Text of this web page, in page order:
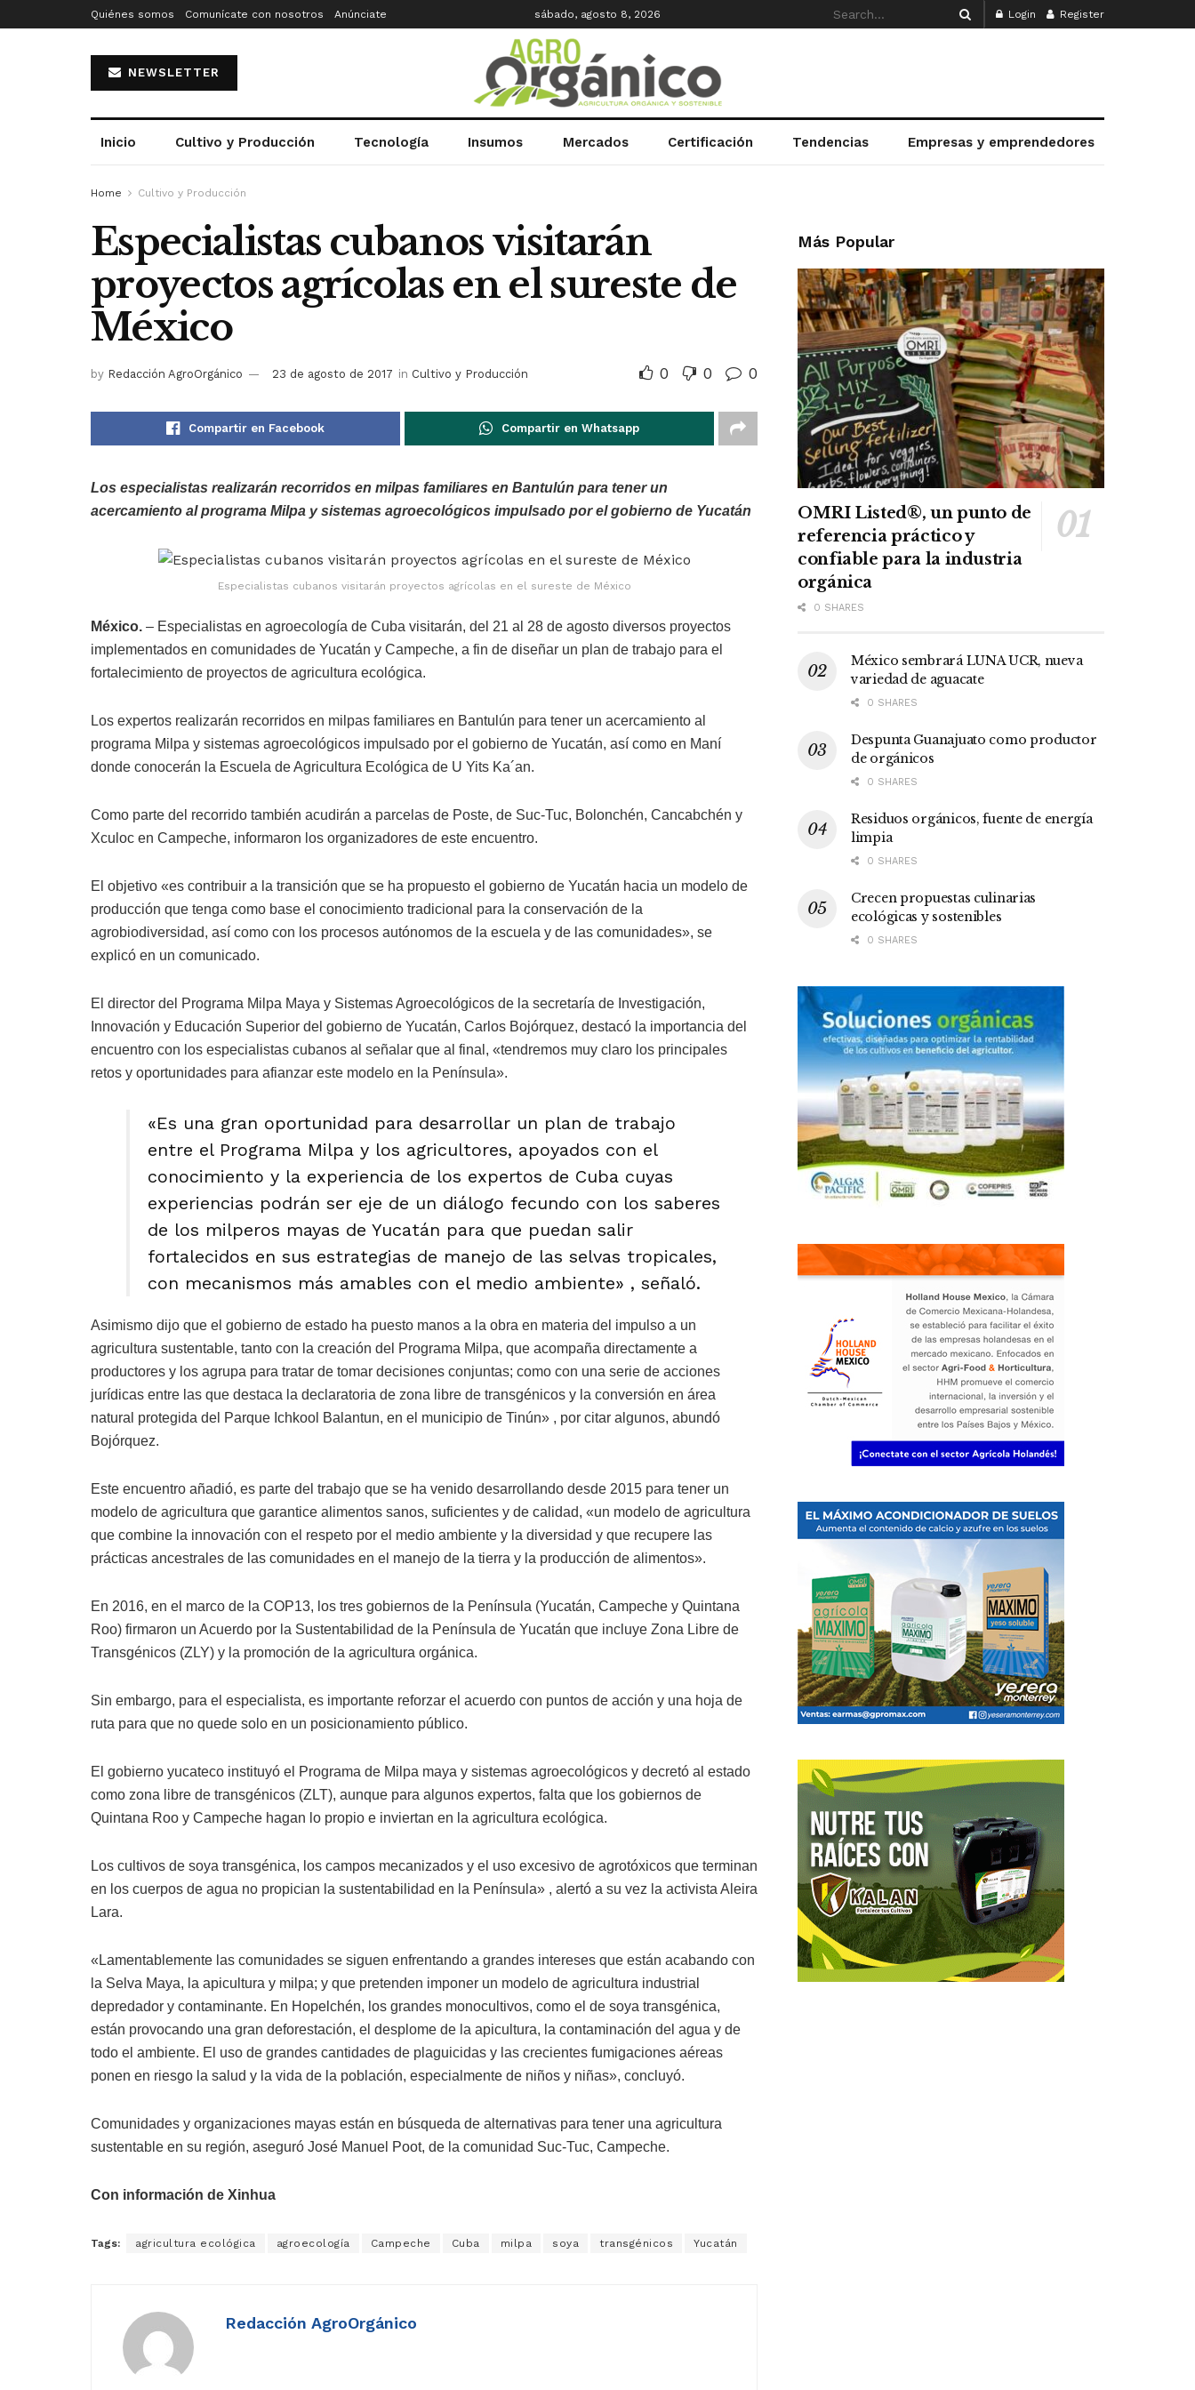
Quiénes somos Comunícate con nosotros Anúnciate sábado, agosto 8, 2026 Login Register
NEWSLETTER
Inicio Cultivo y Producción Tecnología Insumos Mercados Certificación Tendencias Empresas y emprendedores
Home Cultivo y Producción
Especialistas cubanos visitarán
proyectos agrícolas en el sureste de
México
by Redacción AgroOrgánico 23 de agosto de 2017 in Cultivo y Producción 0 0 0
Compartir en Facebook Compartir en Whatsapp
Los especialistas realizarán recorridos en milpas familiares en Bantulún para tener un
acercamiento al programa Milpa y sistemas agroecológicos impulsado por el gobierno de Yucatán
Especialistas cubanos visitarán proyectos agrícolas en el sureste de México
México. – Especialistas en agroecología de Cuba visitarán, del 21 al 28 de agosto diversos proyectos
implementados en comunidades de Yucatán y Campeche, a fin de diseñar un plan de trabajo para el
fortalecimiento de proyectos de agricultura ecológica.
Los expertos realizarán recorridos en milpas familiares en Bantulún para tener un acercamiento al
programa Milpa y sistemas agroecológicos impulsado por el gobierno de Yucatán, así como en Maní
donde conocerán la Escuela de Agricultura Ecológica de U Yits Ka´an.
Como parte del recorrido también acudirán a parcelas de Poste, de Suc-Tuc, Bolonchén, Cancabchén y
Xculoc en Campeche, informaron los organizadores de este encuentro.
El objetivo «es contribuir a la transición que se ha propuesto el gobierno de Yucatán hacia un modelo de
producción que tenga como base el conocimiento tradicional para la conservación de la
agrobiodiversidad, así como con los procesos autónomos de la escuela y de las comunidades», se
explicó en un comunicado.
El director del Programa Milpa Maya y Sistemas Agroecológicos de la secretaría de Investigación,
Innovación y Educación Superior del gobierno de Yucatán, Carlos Bojórquez, destacó la importancia del
encuentro con los especialistas cubanos al señalar que al final, «tendremos muy claro los principales
retos y oportunidades para afianzar este modelo en la Península».
«Es una gran oportunidad para desarrollar un plan de trabajo
entre el Programa Milpa y los agricultores, apoyados con el
conocimiento y la experiencia de los expertos de Cuba cuyas
experiencias podrán ser eje de un diálogo fecundo con los saberes
de los milperos mayas de Yucatán para que puedan salir
fortalecidos en sus estrategias de manejo de las selvas tropicales,
con mecanismos más amables con el medio ambiente» , señaló.
Asimismo dijo que el gobierno de estado ha puesto manos a la obra en materia del impulso a un
agricultura sustentable, tanto con la creación del Programa Milpa, que acompaña directamente a
productores y los agrupa para tratar de tomar decisiones conjuntas; como con una serie de acciones
jurídicas entre las que destaca la declaratoria de zona libre de transgénicos y la conversión en área
natural protegida del Parque Ichkool Balantun, en el municipio de Tinún» , por citar algunos, abundó
Bojórquez.
Este encuentro añadió, es parte del trabajo que se ha venido desarrollando desde 2015 para tener un
modelo de agricultura que garantice alimentos sanos, suficientes y de calidad, «un modelo de agricultura
que combine la innovación con el respeto por el medio ambiente y la diversidad y que recupere las
prácticas ancestrales de las comunidades en el manejo de la tierra y la producción de alimentos».
En 2016, en el marco de la COP13, los tres gobiernos de la Península (Yucatán, Campeche y Quintana
Roo) firmaron un Acuerdo por la Sustentabilidad de la Península de Yucatán que incluye Zona Libre de
Transgénicos (ZLY) y la promoción de la agricultura orgánica.
Sin embargo, para el especialista, es importante reforzar el acuerdo con puntos de acción y una hoja de
ruta para que no quede solo en un posicionamiento público.
El gobierno yucateco instituyó el Programa de Milpa maya y sistemas agroecológicos y decretó al estado
como zona libre de transgénicos (ZLT), aunque para algunos expertos, falta que los gobiernos de
Quintana Roo y Campeche hagan lo propio e inviertan en la agricultura ecológica.
Los cultivos de soya transgénica, los campos mecanizados y el uso excesivo de agrotóxicos que terminan
en los cuerpos de agua no propician la sustentabilidad en la Península» , alertó a su vez la activista Aleira
Lara.
«Lamentablemente las comunidades se siguen enfrentando a grandes intereses que están acabando con
la Selva Maya, la apicultura y milpa; y que pretenden imponer un modelo de agricultura industrial
depredador y contaminante. En Hopelchén, los grandes monocultivos, como el de soya transgénica,
están provocando una gran deforestación, el desplome de la apicultura, la contaminación del agua y de
todo el ambiente. El uso de grandes cantidades de plaguicidas y las crecientes fumigaciones aéreas
ponen en riesgo la salud y la vida de la población, especialmente de niños y niñas», concluyó.
Comunidades y organizaciones mayas están en búsqueda de alternativas para tener una agricultura
sustentable en su región, aseguró José Manuel Poot, de la comunidad Suc-Tuc, Campeche.
Con información de Xinhua
Tags: agricultura ecológica agroecología Campeche Cuba milpa soya transgénicos Yucatán
Redacción AgroOrgánico
Más Popular
OMRI Listed®, un punto de
referencia práctico y
confiable para la industria
orgánica
0 SHARES
México sembrará LUNA UCR, nueva
variedad de aguacate
0 SHARES
Despunta Guanajuato como productor
de orgánicos
0 SHARES
Residuos orgánicos, fuente de energía
limpia
0 SHARES
Crecen propuestas culinarias
ecológicas y sostenibles
0 SHARES